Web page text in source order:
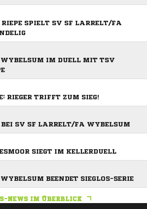
SPIELT SV SF LARRELT/FA
IM DUELL MIT TSV
RIEGER TRIFFT ZUM SIEG!
BEI SV SF LARRELT/FA WYBELSUM
SIEGT IM KELLERDUELL
BEENDET SIEGLOS-SERIE
NEWS IM ÜBERBLICK